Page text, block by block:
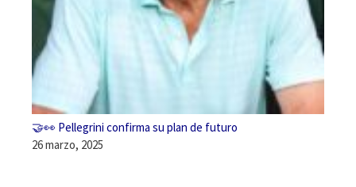
🤝👀 Pellegrini confirma su plan de futuro
26 marzo, 2025